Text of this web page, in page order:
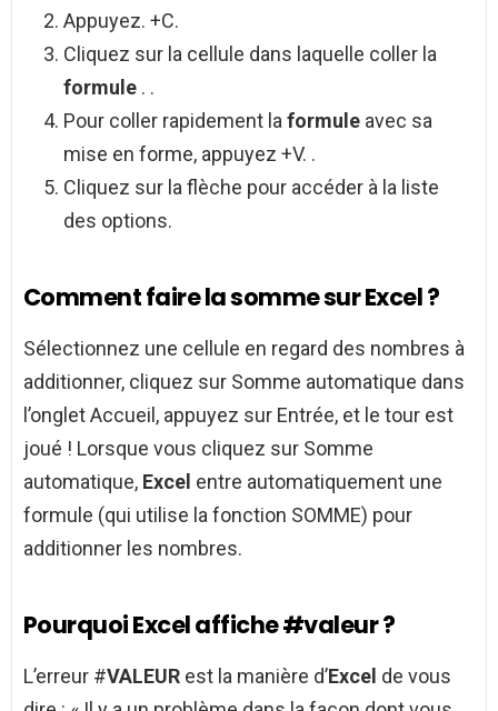
Appuyez. +C.
Cliquez sur la cellule dans laquelle coller la
formule . .
Pour coller rapidement la formule avec sa
mise en forme, appuyez +V. .
Cliquez sur la flèche pour accéder à la liste
des options.
Comment faire la somme sur Excel ?
Sélectionnez une cellule en regard des nombres à
additionner, cliquez sur Somme automatique dans
l’onglet Accueil, appuyez sur Entrée, et le tour est
joué ! Lorsque vous cliquez sur Somme
automatique, Excel entre automatiquement une
formule (qui utilise la fonction SOMME) pour
additionner les nombres.
Pourquoi Excel affiche #valeur ?
L’erreur #VALEUR est la manière d’Excel de vous